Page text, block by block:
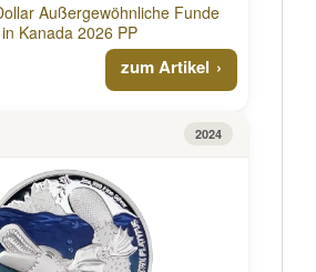
Außergewöhnliche Funde
Kanada 2026 PP
zum Artikel
2024